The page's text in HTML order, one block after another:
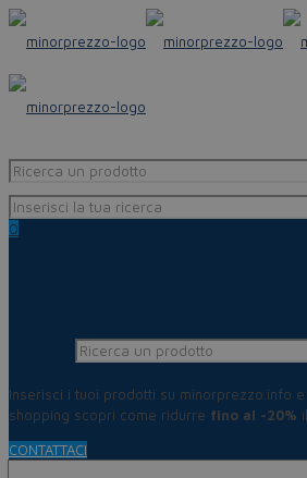
0
Inserisci i tuoi prodotti su minorprezzo.info
shopping scopri come ridurre fino al -20%
CONTATTACI